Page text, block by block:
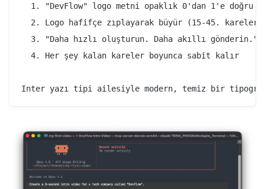
1. "DevFlow" logo metni opaklık 0'dan 1'e doğru
  2. Logo hafifçe zıplayarak büyür (15-45. kareler)
3. "Daha hızlı oluşturun. Daha akıllı gönderin."
  4. Her şey kalan kareler boyunca sabit kalır